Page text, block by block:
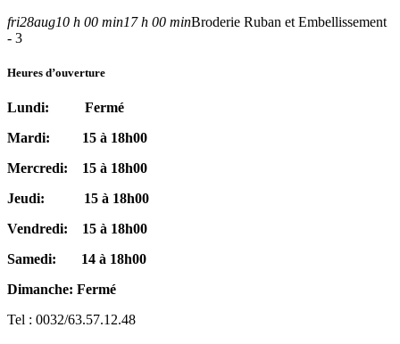
fri28aug10 h 00 min17 h 00 minBroderie Ruban et Embellissement
- 3
Heures d’ouverture
Lundi: Fermé
Mardi: 15 à 18h00
Mercredi: 15 à 18h00
Jeudi: 15 à 18h00
Vendredi: 15 à 18h00
Samedi: 14 à 18h00
Dimanche: Fermé
Tel : 0032/63.57.12.48